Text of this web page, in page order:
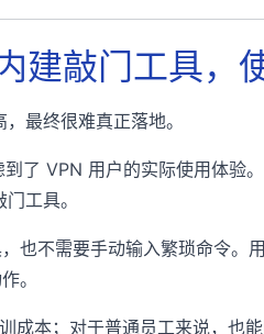
建敲门工具，
最终很难真正落地。
了 VPN 用户的实际使用体验
工具。
也不需要手动输入繁琐命令。
。
成本；对于普通员工来说，也